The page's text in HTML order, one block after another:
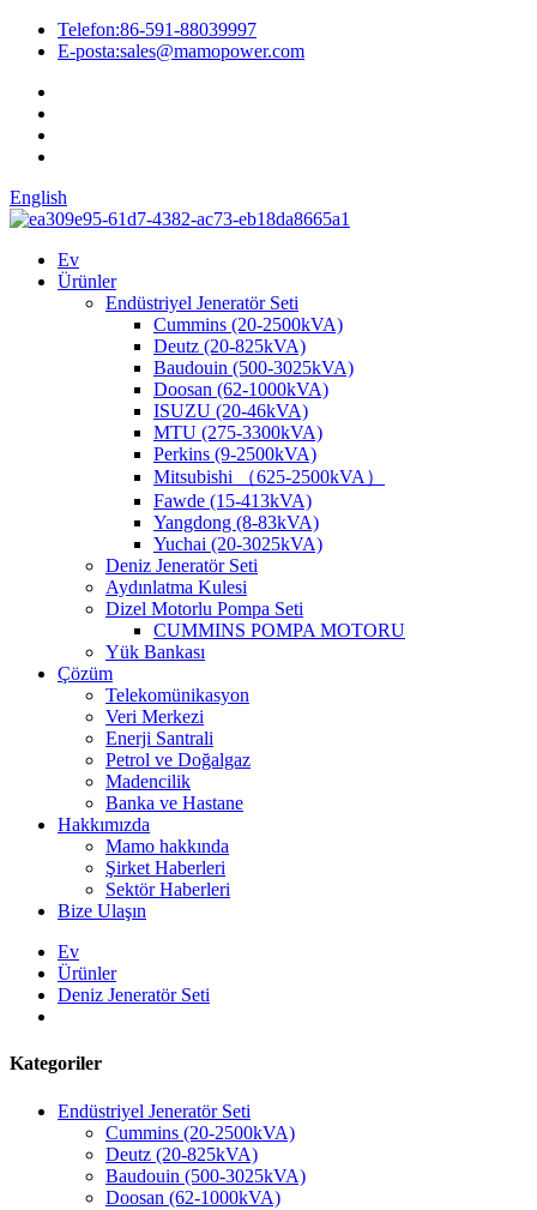
Telefon:86-591-88039997
E-posta:sales@mamopower.com
English
Ev
Ürünler
Endüstriyel Jeneratör Seti
Cummins (20-2500kVA)
Deutz (20-825kVA)
Baudouin (500-3025kVA)
Doosan (62-1000kVA)
ISUZU (20-46kVA)
MTU (275-3300kVA)
Perkins (9-2500kVA)
Mitsubishi （625-2500kVA）
Fawde (15-413kVA)
Yangdong (8-83kVA)
Yuchai (20-3025kVA)
Deniz Jeneratör Seti
Aydınlatma Kulesi
Dizel Motorlu Pompa Seti
CUMMINS POMPA MOTORU
Yük Bankası
Çözüm
Telekomünikasyon
Veri Merkezi
Enerji Santrali
Petrol ve Doğalgaz
Madencilik
Banka ve Hastane
Hakkımızda
Mamo hakkında
Şirket Haberleri
Sektör Haberleri
Bize Ulaşın
Ev
Ürünler
Deniz Jeneratör Seti
Kategoriler
Endüstriyel Jeneratör Seti
Cummins (20-2500kVA)
Deutz (20-825kVA)
Baudouin (500-3025kVA)
Doosan (62-1000kVA)